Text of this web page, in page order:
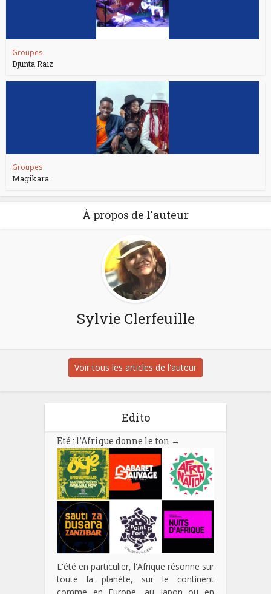
Groupes
Djunta Raiz
Groupes
Magikara
À propos de l'auteur
Sylvie Clerfeuille
Voir tous les articles de l'auteur
Edito
Eté : l’Afrique donne le ton →
L'été en particulier, l'Afrique résonne sur
toute la planète, sur le continent
comme en Europe, au Japon ou en